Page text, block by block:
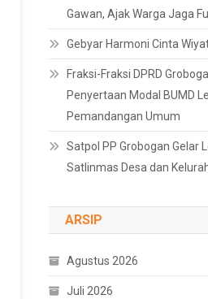
Gawan, Ajak Warga Jaga
Gebyar Harmoni Cinta
Fraksi-Fraksi DPRD
Penyertaan Modal BUMD
Pemandangan Umum
Satpol PP Grobogan Gelar
Satlinmas Desa dan
ARSIP
Agustus 2026
Juli 2026